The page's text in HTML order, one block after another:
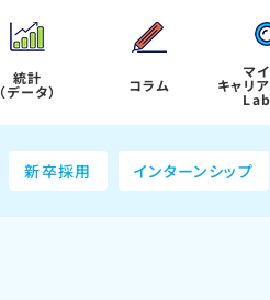
統計
（データ） コラム
マ
キャリ
新卒採用 インターンシップ